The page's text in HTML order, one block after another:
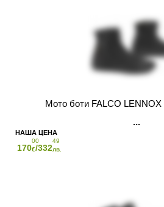
Мото боти FALCO LENNOX
170
00
€/332
49
лв.